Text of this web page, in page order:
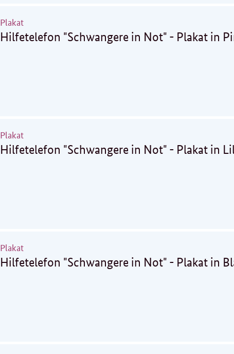
Plakat
Hilfetelefon "Schwangere in Not" - Plakat in
Plakat
Hilfetelefon "Schwangere in Not" - Plakat in
Plakat
Hilfetelefon "Schwangere in Not" - Plakat in